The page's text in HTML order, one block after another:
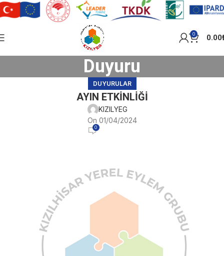
0 0.00
Duyuru
DUYURULAR
AYIN ETKİNLİĞİ
KIZILYEG
On 01/04/2024
0